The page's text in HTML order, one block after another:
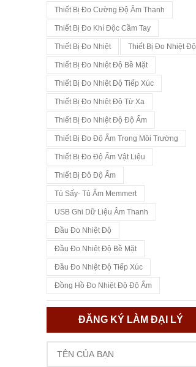
Thiết Bị Đo Cường Độ Âm Thanh
Thiết Bị Đo Khí Độc Cầm Tay
Thiết Bị Đo Nhiệt Thiết Bị Đo Nhiệt Độ
Thiết Bị Đo Nhiệt Độ Bề Mặt
Thiết Bị Đo Nhiệt Độ Tiếp Xúc
Thiết Bị Đo Nhiệt Độ Từ Xa
Thiết Bị Đo Nhiệt Độ Độ Ẩm
Thiết Bị Đo Độ Ẩm Trong Môi Trường
Thiết Bị Đo Độ Ẩm Vật Liệu
Thiết Bị Đô Độ Ẩm
Tủ Sấy- Tủ Ấm Memmert
USB Ghi Dữ Liệu Âm Thanh
Đầu Đo Nhiệt Độ
Đầu Đo Nhiệt Độ Bề Mặt
Đầu Đo Nhiệt Độ Tiếp Xúc
Đồng Hồ Đo Nhiệt Độ Độ Ẩm
ĐĂNG KÝ LÀM ĐẠI LÝ